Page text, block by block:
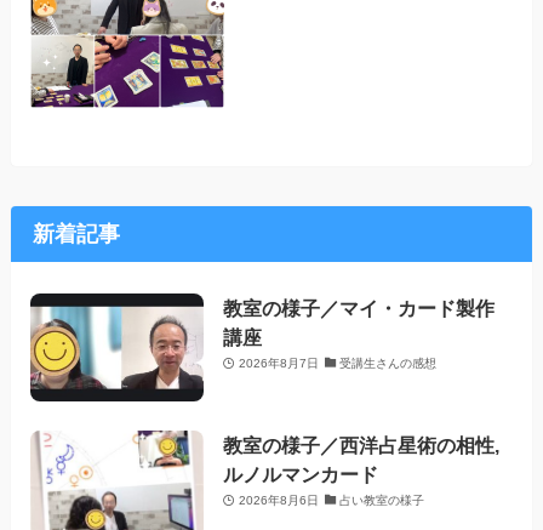
新着記事
教室の様子／マイ・カード製作
講座
2026年8月7日 受講生さんの感想
教室の様子／西洋占星術の相性,
ルノルマンカード
2026年8月6日 占い教室の様子